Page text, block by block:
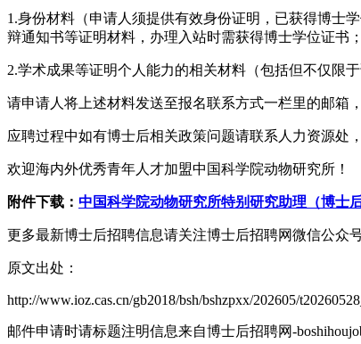
1.身份材料（申请人须提供有效身份证明，已获得博士
辩通知书等证明材料，办理入站时需获得博士学位证书
2.学术成果等证明个人能力的相关材料（包括但不仅限
请申请人将上述材料发送至报名联系方式一栏里的邮箱
应聘过程中如有博士后相关政策问题请联系人力资源处
欢迎海内外优秀青年人才加盟中国科学院动物研究所！
附件下载： 中国科学院动物研究所特别研究助理（博士
更多最新博士后招聘信息请关注博士后招聘网微信公众号
原文出处：
http://www.ioz.cas.cn/gb2018/bsh/bshzpxx/202605/
邮件申请时请标题注明信息来自博士后招聘网-